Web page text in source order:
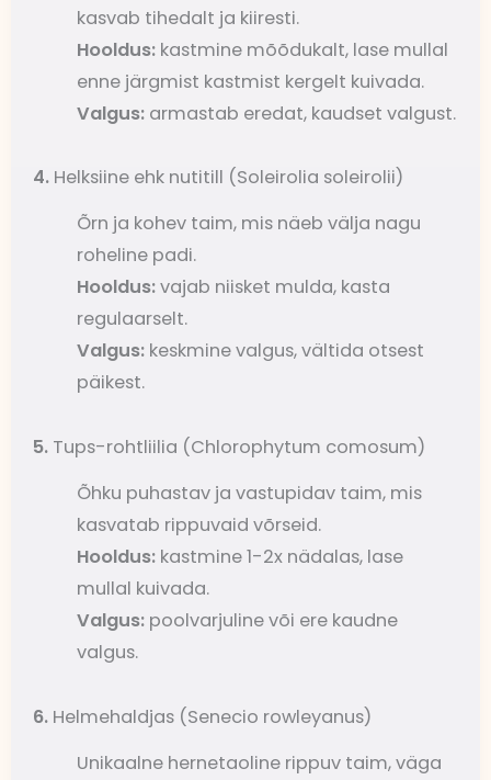
kasvab tihedalt ja kiiresti.
Hooldus: kastmine mõõdukalt, lase mullal
enne järgmist kastmist kergelt kuivada.
Valgus: armastab eredat, kaudset valgust.
4. Helksiine ehk nutitill (Soleirolia soleirolii)
Õrn ja kohev taim, mis näeb välja nagu
roheline padi.
Hooldus:vajab niisket mulda, kasta
regulaarselt.
Valgus: keskmine valgus, vältida otsest
päikest.
5. Tups-rohtliilia (Chlorophytum comosum)
Õhku puhastav ja vastupidav taim, mis
kasvatab rippuvaid võrseid.
Hooldus: kastmine 1-2x nädalas, lase
mullal kuivada.
Valgus: poolvarjuline või ere kaudne
valgus.
6. Helmehaldjas (Senecio rowleyanus)
Unikaalne hernetaoline rippuv taim, väga